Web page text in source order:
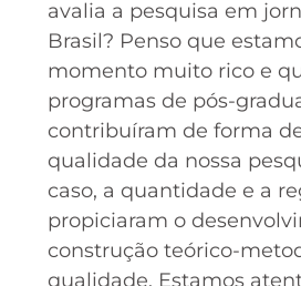
avalia a pesquisa em
Brasil? Penso que
momento muito rico e
programas de pós-
contribuíram de forma
qualidade da nossa
caso, a quantidade e a
propiciaram o
construção teórico-
qualidade. Estamos